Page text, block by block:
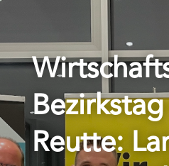
Reutte: